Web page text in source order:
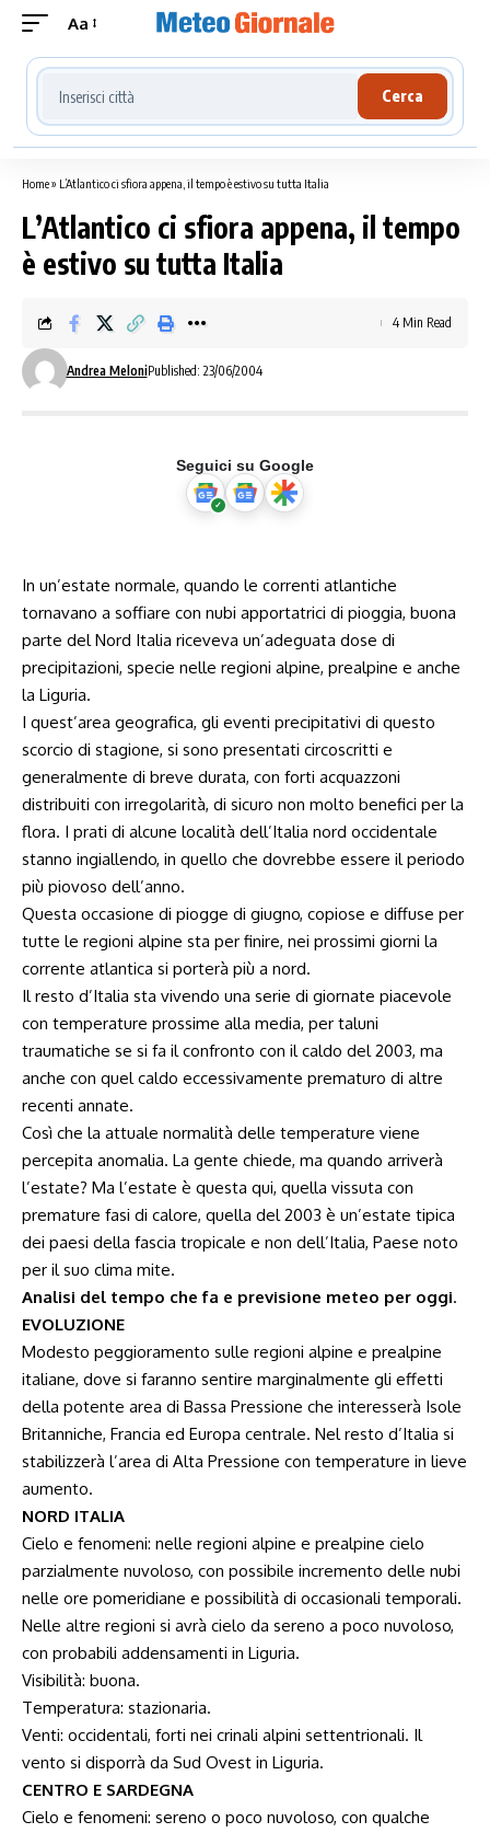
Aa
Cerca località meteo
Cerca
Home» L’Atlantico ci sfiora appena, il tempo è estivo su tutta Italia
L’Atlantico ci sfiora appena, il tempo
è estivo su tutta Italia
Andrea MeloniPublished: 23/06/2004
4 Min Read
Seguici su Google
In un’estate normale, quando le correnti atlantiche
tornavano a soffiare con nubi apportatrici di pioggia, buona
parte del Nord Italia riceveva un’adeguata dose di
precipitazioni, specie nelle regioni alpine, prealpine e anche
la Liguria.
I quest’area geografica, gli eventi precipitativi di questo
scorcio di stagione, si sono presentati circoscritti e
generalmente di breve durata, con forti acquazzoni
distribuiti con irregolarità, di sicuro non molto benefici per la
flora. I prati di alcune località dell’Italia nord occidentale
stanno ingiallendo, in quello che dovrebbe essere il periodo
più piovoso dell’anno.
Questa occasione di piogge di giugno, copiose e diffuse per
tutte le regioni alpine sta per finire, nei prossimi giorni la
corrente atlantica si porterà più a nord.
Il resto d’Italia sta vivendo una serie di giornate piacevole
con temperature prossime alla media, per taluni
traumatiche se si fa il confronto con il caldo del 2003, ma
anche con quel caldo eccessivamente prematuro di altre
recenti annate.
Così che la attuale normalità delle temperature viene
percepita anomalia. La gente chiede, ma quando arriverà
l’estate? Ma l’estate è questa qui, quella vissuta con
premature fasi di calore, quella del 2003 è un’estate tipica
dei paesi della fascia tropicale e non dell’Italia, Paese noto
per il suo clima mite.
Analisi del tempo che fa e previsione meteo per oggi.
EVOLUZIONE
Modesto peggioramento sulle regioni alpine e prealpine
italiane, dove si faranno sentire marginalmente gli effetti
della potente area di Bassa Pressione che interesserà Isole
Britanniche, Francia ed Europa centrale. Nel resto d’Italia si
stabilizzerà l’area di Alta Pressione con temperature in lieve
aumento.
NORD ITALIA
Cielo e fenomeni: nelle regioni alpine e prealpine cielo
parzialmente nuvoloso, con possibile incremento delle nubi
nelle ore pomeridiane e possibilità di occasionali temporali.
Nelle altre regioni si avrà cielo da sereno a poco nuvoloso,
con probabili addensamenti in Liguria.
Visibilità: buona.
Temperatura: stazionaria.
Venti: occidentali, forti nei crinali alpini settentrionali. Il
vento si disporrà da Sud Ovest in Liguria.
CENTRO E SARDEGNA
Cielo e fenomeni: sereno o poco nuvoloso, con qualche